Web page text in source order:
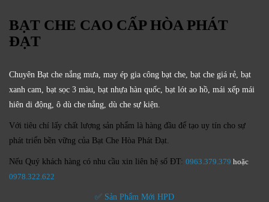
BẠT CHE CAO CẤP HÒA PHÁT
ĐẠT
Chuyên Bạt che nắng mưa, may ép gia công bạt che, bạt che giá rẻ, bạt
xanh cam, bạt sọc 3 màu, bạt nhựa hàn quốc, bạt lót ao hồ, mái xếp mái
hiên di động, ô dù che nắng, dù che sự kiện.
Với tiêu chí lấy chất lượng sản phẩm là hàng đầu để tạo uy tín cho sự
phát triển bền vững của Bạt Che Hòa Phát Đạt.
Nếu Quý khách hàng có nhu cầu xin liên hệ số ĐT: 0963.379.379 hoặc
0978.322.622
✅ Sản Phẩm Mới HPD